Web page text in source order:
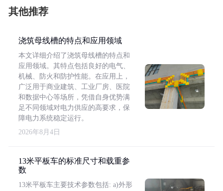
其他推荐
浇筑母线槽的特点和应用领域
本文详细介绍了浇筑母线槽的特点和
应用领域。其特点包括良好的电气、
机械、防火和防护性能。在应用上，
广泛用于商业建筑、工业厂房、医院
和数据中心等场所，凭借自身优势满
足不同领域对电力供应的高要求，保
障电力系统稳定运行。
2026年8月4日
13米平板车的标准尺寸和载重参
数
13米平板车主要技术参数包括: a)外形